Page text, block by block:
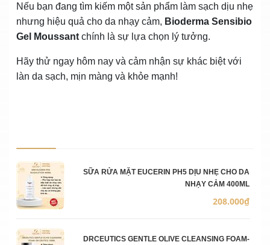
Nếu bạn đang tìm kiếm một sản phẩm làm sạch dịu nhẹ
nhưng hiệu quả cho da nhạy cảm, Bioderma Sensibio
Gel Moussant chính là sự lựa chọn lý tưởng.
Hãy thử ngay hôm nay và cảm nhận sự khác biệt với
làn da sạch, mịn màng và khỏe mạnh!
Ảnh sản phẩmSỮA RỬA MẶT EUCERIN PH5 DỊU NHẸ CHO DA
NHẠY CẢM 400ML
208.000₫
DRCEUTICS GENTLE OLIVE CLEANSING FOAM-